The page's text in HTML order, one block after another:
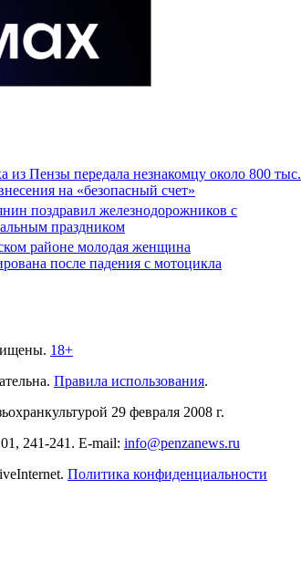
из Пензы передала незнакомцу около 800 тыс.
на «безопасный счет»
поздравил железнодорожников с
праздником
районе молодая женщина
после падения с мотоцикла
18+
Правила использования.
29 февраля 2008 г.
241-241 . E-mail: info@penzanews.ru
Политика конфиденциальности